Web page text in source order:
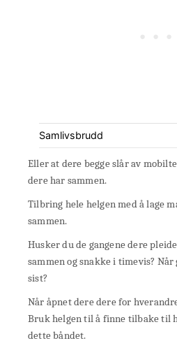
Samlivsbrudd
Eller at dere begge slår av
dere har sammen.
Tilbring hele helgen med å lage
sammen.
Husker du de gangene dere
sammen og snakke i timevis?
sist?
Når åpnet dere dere for
Bruk helgen til å finne tilbake til
dette båndet.